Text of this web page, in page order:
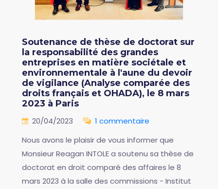
Soutenance de thèse de doctorat sur
la responsabilité des grandes
entreprises en matière sociétale et
environnementale à l'aune du devoir
de vigilance (Analyse comparée des
droits français et OHADA), le 8 mars
2023 à Paris
20/04/2023
1 commentaire
Nous avons le plaisir de vous informer que
Monsieur Reagan INTOLE a soutenu sa thèse de
doctorat en droit comparé des affaires le 8
mars 2023 à la salle des commissions - Institut